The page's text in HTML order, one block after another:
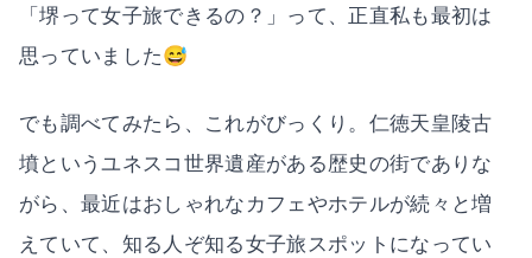
「堺って女子旅できるの？」って、正直私も最初は
思っていました😅
でも調べてみたら、これがびっくり。仁徳天皇陵古
墳というユネスコ世界遺産がある歴史の街でありな
がら、最近はおしゃれなカフェやホテルが続々と増
えていて、知る人ぞ知る女子旅スポットになってい